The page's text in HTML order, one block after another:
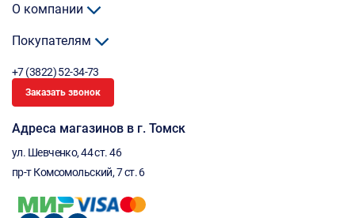
О компании
Покупателям
+7 (3822) 52-34-73
Заказать звонок
Адреса магазинов в г. Томск
ул. Шевченко, 44 ст. 46
пр-т Комсомольский, 7 ст. 6